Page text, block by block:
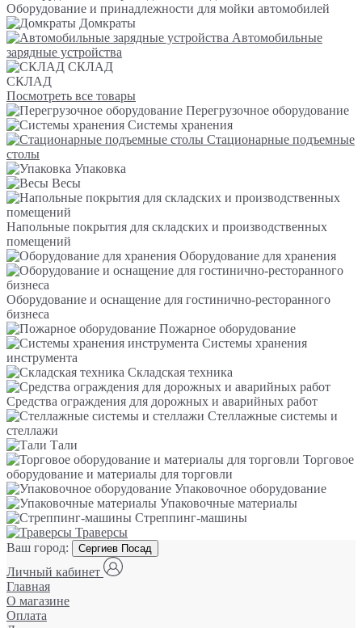
Оборудование и принадлежности для мойки автомобилей
Домкраты
Автомобильные
зарядные устройства
СКЛАД
СКЛАД
Посмотреть все товары
Перегрузочное оборудование
Системы хранения
Стационарные подъемные
столы
Упаковка
Весы
Напольные покрытия для складских и производственных
помещений
Оборудование для хранения
Оборудование и оснащение для гостинично-ресторанного
бизнеса
Пожарное оборудование
Системы хранения
инструмента
Складская техника
Средства ограждения для дорожных и аварийных работ
Стеллажные системы и
стеллажи
Тали
Торговое
оборудование и материалы для торговли
Упаковочное оборудование
Упаковочные материалы
Стреппинг-машины
Траверсы
Ваш город:
Сергиев Посад
Личный кабинет
Главная
О магазине
Оплата